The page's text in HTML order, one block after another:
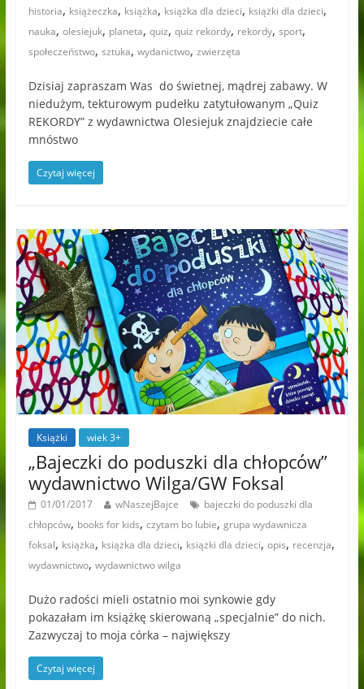
historia, książeczka, książka, książka dla dzieci, książki dla dzieci,
nauka, olesiejuk, planeta, quiz, quiz rekordy, rekordy, sport,
społeczeństwo, sztuka, wydanictwo, zwierzęta
Dzisiaj zapraszam Was do świetnej, mądrej zabawy. W
niedużym, tekturowym pudełku zatytułowanym „Quiz
REKORDY” z wydawnictwa Olesiejuk znajdziecie całe
mnóstwo
Czytaj więcej
Książki wiek 3+
„Bajeczki do poduszki dla chłopców”
wydawnictwo Wilga/GW Foksal
01/01/2017 wNaszejBajce
bajeczki do poduszki dla
chłopców, books for kids, czytam bo lubie, grupa wydawnicza
foksal, książka, książka dla dzieci, książki dla dzieci, opis, recenzja,
wydawnictwo, wydawnictwo wilga
Dużo radości mieli ostatnio moi synkowie gdy
pokazałam im książkę skierowaną „specjalnie” do nich.
Zazwyczaj to moja córka – największy
Czytaj więcej